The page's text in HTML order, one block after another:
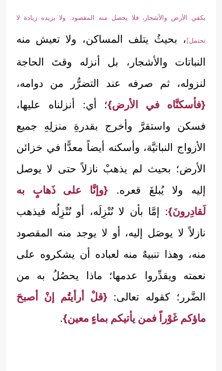
يكفي الأرض والأشجار، فلا يحصل منه المقصود. ولا يزيده زيادة لا
تحتمل]، بحيثُ يتلف المساكن، ولا تعيش منه
النباتات والأشجار، بل أنزله وقتَ الحاجة
لنزوله، ثم صرفه عند التضرُّر من دوامه،
{فأسكنَّاه في الأرض}؛ أي: أنزلناه عليها،
فسكن واستقرَّ وأخرج بقدرةِ منزلِهِ جميع
الأزواج النباتيَّة، وأسكنه أيضاً معدًّا في خزائن
الأرض؛ بحيث لم يذهبْ نازلاً حتى لا يوصل
إليه ولا يُبلغَ قعره. {وإنَّا على ذَهابٍ به
لَقادِرونَ}: إمَّا بأن لا نُنْزِلَه، أو نُنْزِلُه فيذهب
نازلاً لا يوصَل إليه، أو لا يوجد منه المقصود
منه، وهذا تنبيهٌ منه لعباده أن يشكروه على
نعمته ويقدِّروا عدمها؛ ماذا يحصُلُ به من
الضَّرر؛ كقوله تعالى: {قلْ أرأيتُم إنْ أصبحَ
ماؤكم غَوْراً فمن يأتيكم بماءٍ معين}.